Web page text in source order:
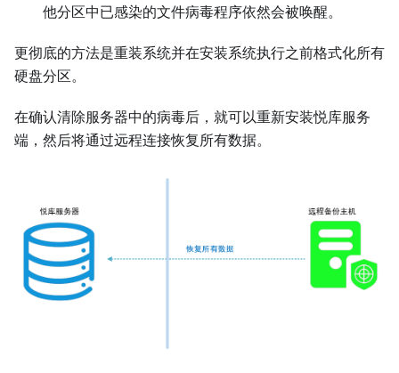
他分区中已感染的文件病毒程序依然会被唤醒。
更彻底的方法是重装系统并在安装系统执行之前格式化所有
硬盘分区。
在确认清除服务器中的病毒后，就可以重新安装悦库服务
端，然后将通过远程连接恢复所有数据。